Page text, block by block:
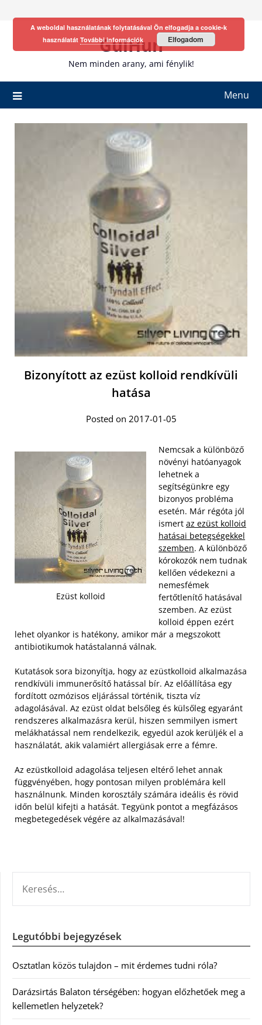
GulHun
Nem minden arany, ami fénylik!
Menu
Bizonyított az ezüst kolloid rendkívüli
hatása
Posted on 2017-01-05
Ezüst kolloid
Nemcsak a különböző
növényi hatóanyagok
lehetnek a
segítségünkre egy
bizonyos probléma
esetén. Már régóta jól
ismert az ezüst kolloid
hatásai betegségekkel
szemben. A különböző
kórokozók nem tudnak
kellően védekezni a
nemesfémek
fertőtlenítő hatásával
szemben. Az ezüst
kolloid éppen ezért
lehet olyankor is hatékony, amikor már a megszokott
antibiotikumok hatástalanná válnak.
Kutatások sora bizonyítja, hogy az ezüstkolloid alkalmazása
rendkívüli immunerősítő hatással bír. Az előállítása egy
fordított ozmózisos eljárással történik, tiszta víz
adagolásával. Az ezüst oldat belsőleg és külsőleg egyaránt
rendszeres alkalmazásra kerül, hiszen semmilyen ismert
melákhatással nem rendelkezik, egyedül azok kerüljék el a
használatát, akik valamiért allergiásak erre a fémre.
Az ezüstkolloid adagolása teljesen eltérő lehet annak
függvényében, hogy pontosan milyen problémára kell
használnunk. Minden korosztály számára ideális és rövid
időn belül kifejti a hatását. Tegyünk pontot a megfázásos
megbetegedések végére az alkalmazásával!
Legutóbbi bejegyzések
Osztatlan közös tulajdon – mit érdemes tudni róla?
Darázsirtás Balaton térségében: hogyan előzhetőek meg a
kellemetlen helyzetek?
A weboldal használatának folytatásával Ön elfogadja a cookie-k
használatát További információk Elfogadom